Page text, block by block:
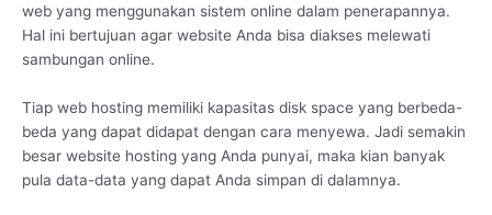
web yang menggunakan sistem online dalam penerapannya.
Hal ini bertujuan agar website Anda bisa diakses melewati
sambungan online.
Tiap web hosting memiliki kapasitas disk space yang berbeda-
beda yang dapat didapat dengan cara menyewa. Jadi semakin
besar website hosting yang Anda punyai, maka kian banyak
pula data-data yang dapat Anda simpan di dalamnya.